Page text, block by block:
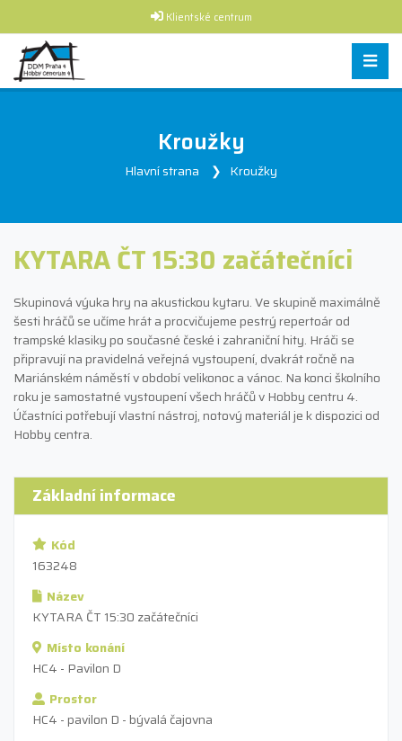
Klientské centrum
Kroužky
Hlavní strana Kroužky
KYTARA ČT 15:30 začátečníci
Skupinová výuka hry na akustickou kytaru. Ve skupině maximálně
šesti hráčů se učíme hrát a procvičujeme pestrý repertoár od
trampské klasiky po současné české i zahraniční hity. Hráči se
připravují na pravidelná veřejná vystoupení, dvakrát ročně na
Mariánském náměstí v období velikonoc a vánoc. Na konci školního
roku je samostatné vystoupení všech hráčů v Hobby centru 4.
Účastníci potřebují vlastní nástroj, notový materiál je k dispozici od
Hobby centra.
Základní informace
Kód
163248
Název
KYTARA ČT 15:30 začátečníci
Místo konání
HC4 - Pavilon D
Prostor
HC4 - pavilon D - bývalá čajovna